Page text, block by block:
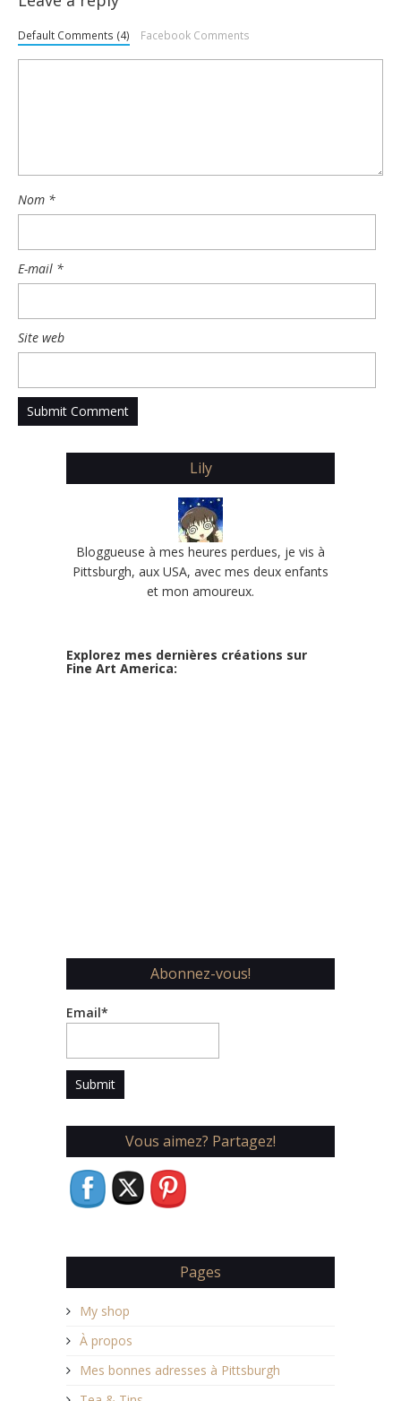
Default Comments (4) Facebook Comments
Nom *
E-mail *
Site web
Lily
Bloggueuse à mes heures perdues, je vis à
Pittsburgh, aux USA, avec mes deux enfants
et mon amoureux.
Explorez mes dernières créations sur
Fine Art America:
Abonnez-vous!
Email*
Vous aimez? Partagez!
Pages
My shop
À propos
Mes bonnes adresses à Pittsburgh